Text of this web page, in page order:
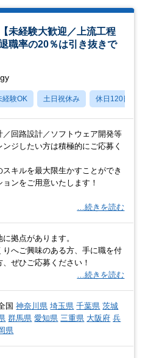
未経験大歓迎／上流工程
職率の20％は引き抜きで
経験OK 土日祝休み 休日120日以上
／回路設計／ソフトウェア開発等
ンジしたい方は積極的にご応募く
スキルを最大限生かすことができ
ョンをご用意いたします！
…続きを読む
拠点があります。
りへご興味のある方、手に職を付
、ぜひご応募ください！
…続きを読む
国神奈川県 埼玉県 千葉県 茨城
群馬県 愛知県 三重県 大阪府 兵
県